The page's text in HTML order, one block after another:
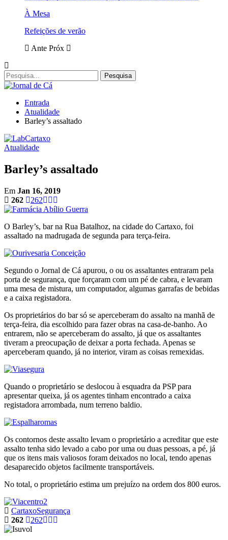
À Mesa
Refeições de verão
Ante Próx
Entrada
Atualidade
Barley’s assaltado
Atualidade
Barley’s assaltado
Em Jan 16, 2019
262
262
O Barley’s, bar na Rua Batalhoz, na cidade do Cartaxo, foi
assaltado na madrugada de segunda para terça-feira.
Segundo o Jornal de Cá apurou, o ou os assaltantes entraram pela
porta de segurança, que forçaram com um pé de cabra, e levaram
uma mesa de mistura, um computador, algumas garrafas de bebidas
e a caixa registadora.
Os proprietários do bar só se aperceberam do assalto na manhã de
terça-feira, dia escolhido para fazer obras na casa-de-banho. Ao
entrarem, não se aperceberam do assalto, já que os assaltantes
tiveram a preocupação de deixar a porta fechada. Apenas se
aperceberam quando, já no interior, viram as coisas remexidas.
Quando o proprietário se deslocou à esquadra da PSP para
apresentar queixa, já os agentes tinham encontrado a caixa
registadora arrombada, num terreno baldio.
Os contornos deste assalto levam o proprietário a acreditar que este
assalto tenha sido levado a cabo por uma ou duas pessoas, a pé, já
que os itens mais valiosos foram deixados no local, tendo apenas
desaparecido objetos facilmente transportáveis.
No total, o proprietário estima um prejuízo na ordem dos 800 euros.
CartaxoSegurança
262
262